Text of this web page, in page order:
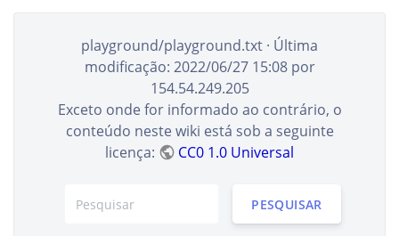
playground/playground.txt · Última
modificação: 2022/06/27 15:08por
154.54.249.205
Exceto onde for informado ao contrário, o
conteúdo neste wiki está sob a seguinte
licença:
CC0 1.0 Universal
PESQUISAR